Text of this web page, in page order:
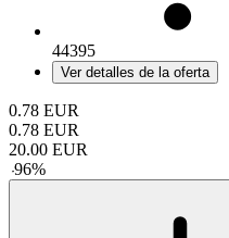
44395
Ver detalles de la oferta
0.78 EUR
0.78 EUR
20.00 EUR
-96%